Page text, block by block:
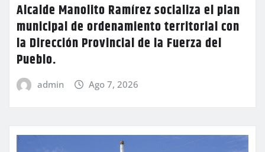
Alcalde Manolito Ramírez socializa el plan
municipal de ordenamiento territorial con
la Dirección Provincial de la Fuerza del
Pueblo.
admin Ago 7, 2026